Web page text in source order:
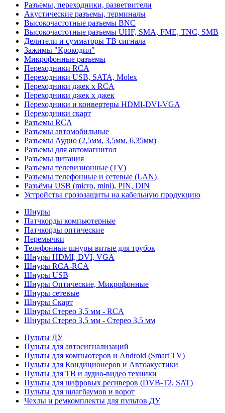
Разъемы, переходники, разветвители
Акустические разъемы, терминалы
Высокочастотные разъемы BNC
Высокочастотные разъемы UHF, SMA, FME, TNC, SMB
Делители и сумматоры ТВ сигнала
Зажимы "Крокодил"
Микрофонные разъемы
Переходники RCA
Переходники USB, SATA, Molex
Переходники джек х RCA
Переходники джек х джек
Переходники и конвертеры HDMI-DVI-VGA
Переходники скарт
Разъемы RCA
Разъемы автомобильные
Разъемы Аудио (2,5мм, 3,5мм, 6,35мм)
Разъемы для автомагнитол
Разъемы питания
Разъемы телевизионные (TV)
Разъемы телефонные и сетевые (LAN)
Разьёмы USB (micro, mini), PIN, DIN
Устройства грозозащиты на кабельную продукцию
Шнуры
Патчкорды компьютерные
Патчкорды оптические
Перемычки
Телефонные шнуры витые для трубок
Шнуры HDMI, DVI, VGA
Шнуры RCA-RCA
Шнуры USB
Шнуры Оптические, Микрофонные
Шнуры сетевые
Шнуры Скарт
Шнуры Стерео 3,5 мм - RCA
Шнуры Стерео 3,5 мм - Стерео 3,5 мм
Пульты ДУ
Пульты для автосигнализаций
Пульты для компьютеров и Android (Smart TV)
Пульты для Кондиционеров и Автоакустики
Пульты для ТВ и аудио-видео техники
Пульты для цифровых ресиверов (DVB-T2, SAT)
Пульты для шлагбаумов и ворот
Чехлы и ремкомплекты для пультов ДУ